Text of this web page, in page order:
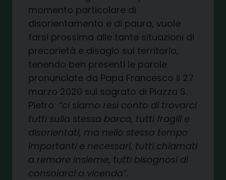
momento particolare di
disorientamento e di paura, vuole
farsi prossima alle tante situazioni di
precarietà e disagio sul territorio,
tenendo ben presenti le parole
pronunciate da Papa Francesco il 27
marzo 2020 sul sagrato di Piazza S.
Pietro: “ci siamo resi conto di trovarci
tutti sulla stessa barca, tutti fragili e
disorientati, ma nello stesso tempo
importanti e necessari, tutti chiamati
a remare insieme, tutti bisognosi di
consolarci a vicenda”.